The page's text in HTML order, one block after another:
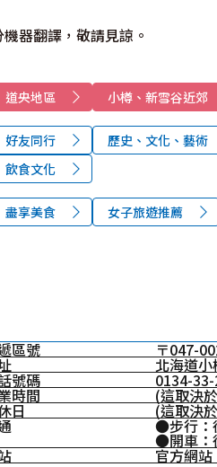
器翻譯，敬請見諒。
道央地區 小樽、新雪谷近郊
好友同行 歷史、文化、藝術
飲食文化
盡享美食 女子旅遊推薦
區號 〒047-
北海道
號碼 0134-
時間 (這取決
日 (這取決
●步行：
●開車：
官方網